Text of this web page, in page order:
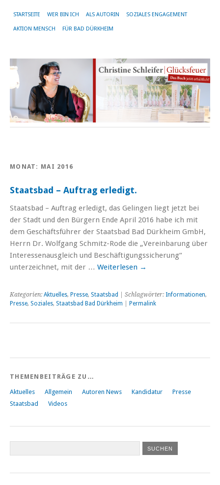
STARTSEITE WER BIN ICH ALS AUTORIN SOZIALES ENGAGEMENT
AKTION MENSCH FÜR BAD DÜRKHEIM
MONAT: MAI 2016
Staatsbad – Auftrag erledigt.
Staatsbad – Auftrag erledigt, das Gelingen liegt jetzt bei
der Stadt und den Bürgern Ende April 2016 habe ich mit
dem Geschäftsführer der Staatsbad Bad Dürkheim GmbH,
Herrn Dr. Wolfgang Schmitz-Rode die „Vereinbarung über
Interessenausgleich und Beschäftigungssicherung“
unterzeichnet, mit der … Weiterlesen →
Kategorien: Aktuelles, Presse, Staatsbad | Schlagwörter: Informationen,
Presse, Soziales, Staatsbad Bad Dürkheim Permalink
THEMENBEITRÄGE ZU…
Aktuelles Allgemein Autoren News Kandidatur
Presse
Staatsbad
Videos